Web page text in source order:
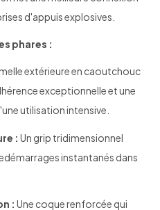
d'appuis explosives.
phares :
extérieure en caoutchouc
exceptionnelle et une
utilisation intensive.
: Un grip tridimensionnel
instantanés dans
: Une coque renforcée qui